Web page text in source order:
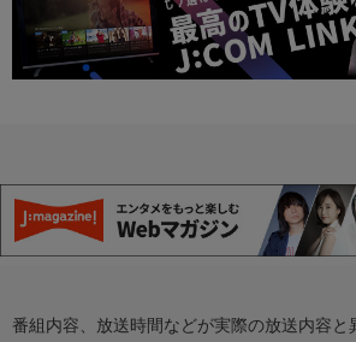
番組内容、放送時間などが実際の放送内容と